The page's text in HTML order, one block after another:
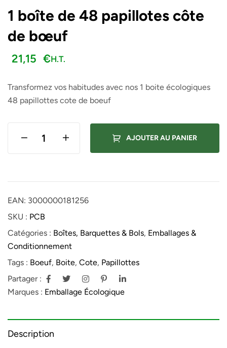
1 boîte de 48 papillotes côte
de bœuf
21,15 €H.T.
Transformez vos habitudes avec nos 1 boite écologiques
48 papillottes cote de boeuf
AJOUTER AU PANIER
EAN: 3000000181256
SKU : PCB
Catégories : Boîtes, Barquettes & Bols, Emballages &
Conditionnement
Tags : Boeuf, Boite, Cote, Papillottes
Partager :
Marques : Emballage Écologique
Description